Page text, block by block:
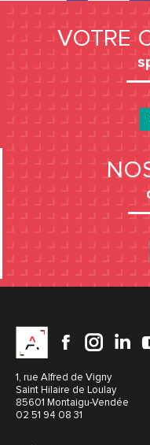
VOTRE
1, rue Alfred de Vigny
Saint Hilaire de Loulay
85601 Montaigu-Vendée
02 51 94 08 31